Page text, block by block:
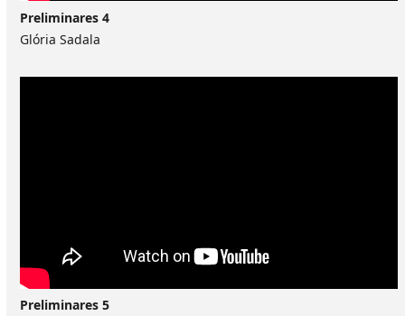
Preliminares 4
Glória Sadala
Preliminares 5